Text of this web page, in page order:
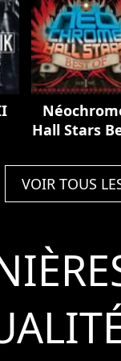
Hall Stars
VOIR TOUS